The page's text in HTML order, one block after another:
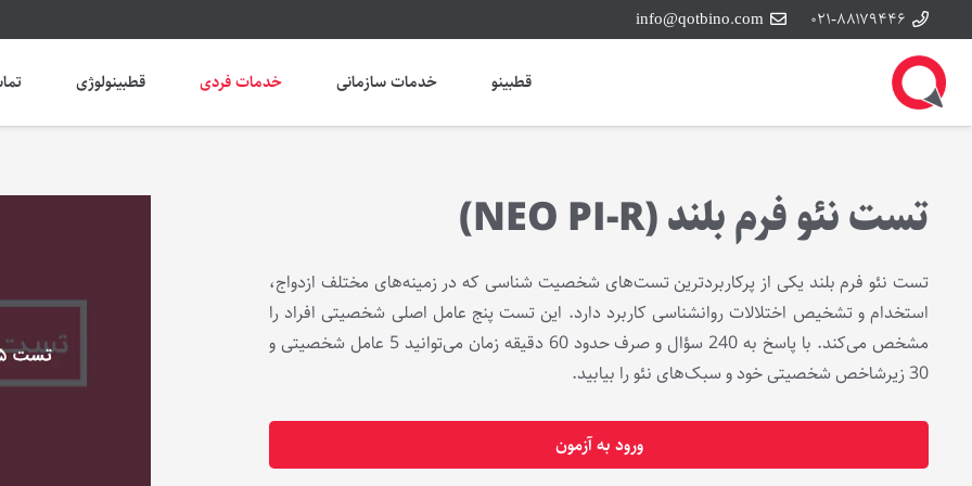
۰۲۱-۸۸۱۷۹۴۴۶ info@qotbino.com
قطبینو خدمات سازمانی خدمات فردی قطبینولوژی
تست نئو فرم بلند (NEO PI-R)
تست نئو فرم بلند یکی از پرکاربردترین تست‌های شخصیت شناسی که در زمینه‌های مختلف ازدواج،
استخدام و تشخیص اختلالات روانشناسی کاربرد دارد. این تست پنج عامل اصلی شخصیتی افراد را
مشخص می‌کند. با پاسخ به 240 سؤال و صرف حدود 60 دقیقه زمان می‌توانید 5 عامل شخصیتی و
30 زیرشاخص شخصیتی خود و سبک‌های نئو را بیابید.
ورود به آزمون